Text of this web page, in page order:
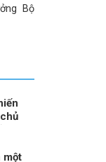
Bộ
một